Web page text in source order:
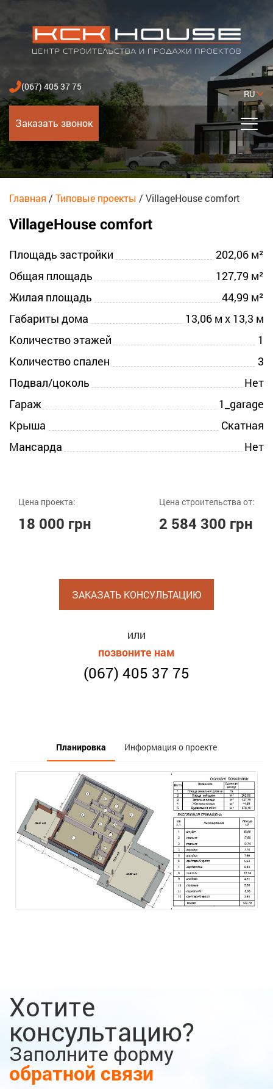
(067) 405 37 75
RU
Заказать звонок
Главная / Типовые проекты / VillageHouse comfort
VillageHouse comfort
Площадь застройки
202,06 м²
Общая площадь
127,79 м²
Жилая площадь
44,99 м²
Габариты дома
13,06 м х 13,3 м
Количество этажей
1
Количество спален
3
Подвал/цоколь
Нет
Гараж
1_garage
Крыша
Скатная
Мансарда
Нет
Цена проекта:
18 000 грн
Цена строительства от:
2 584 300 грн
ЗАКАЗАТЬ КОНСУЛЬТАЦИЮ
или
позвоните нам
(067) 405 37 75
Планировка Информация о проекте
Хотите
консультацию?
Заполните форму
обратной связи